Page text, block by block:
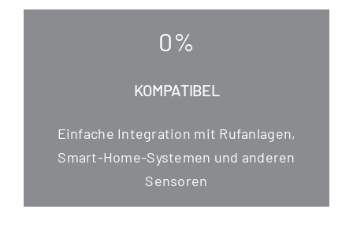
0%
KOMPATIBEL
Ein­fa­che Inte­gra­ti­on mit Ruf­an­la­gen,
Smart-Home-Sys­te­men und ande­ren
Sensoren